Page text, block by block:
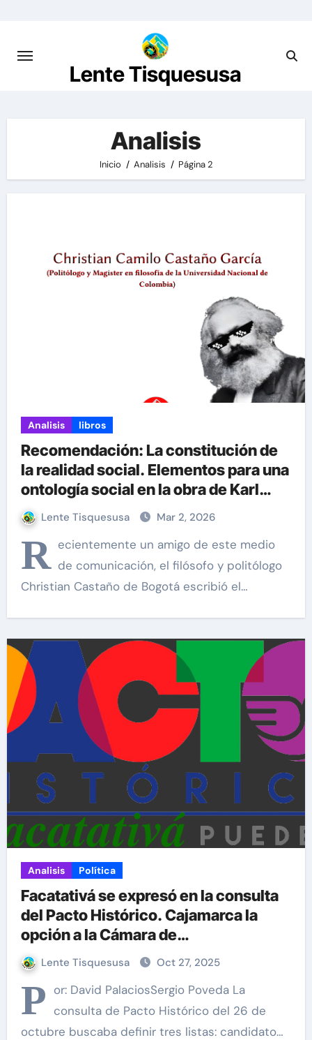
contenido
Lente Tisquesusa
Analisis
Inicio Analisis Página 2
Analisis libros
Recomendación: La constitución de
la realidad social. Elementos para una
ontología social en la obra de Karl
Marx por Christian Castaño
Lente Tisquesusa Mar 2, 2026
R ecientemente un amigo de este medio
de comunicación, el filósofo y politólogo
Christian Castaño de Bogotá escribió el…
Analisis Política
Facatativá se expresó en la consulta
del Pacto Histórico. Cajamarca la
opción a la Cámara de
Representantes
Lente Tisquesusa Oct 27, 2025
P or: David PalaciosSergio Poveda La
consulta de Pacto Histórico del 26 de
octubre buscaba definir tres listas: candidato…